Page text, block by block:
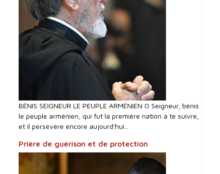
BÉNIS SEIGNEUR LE PEUPLE ARMÉNIEN O Seigneur, bénis
le peuple arménien, qui fut la première nation à te suivre,
et il persévère encore aujourd'hui...
Prière de guérison et de protection